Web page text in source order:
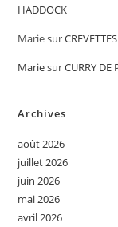
HADDOCK
Mariesur
MariesurCURRY DE
Archives
août 2026
juillet 2026
juin 2026
mai 2026
avril 2026